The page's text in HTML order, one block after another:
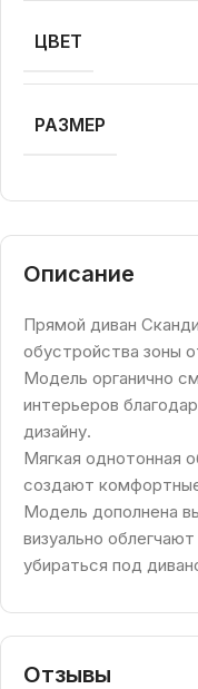
Описание
Прямой диван
обустройства зоны
Модель органично
интерьеров
дизайну.
Мягкая однотонная
создают
Модель дополнена
визуально
убираться под
ЦВЕТ
РАЗМЕР
Отзывы